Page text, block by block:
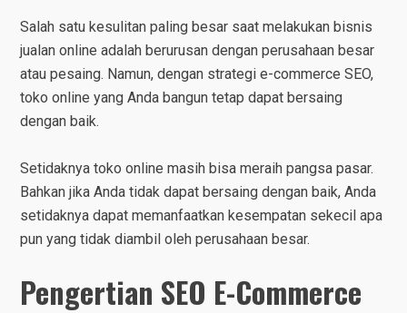
Salah satu kesulitan paling besar saat melakukan bisnis
jualan online adalah berurusan dengan perusahaan besar
atau pesaing. Namun, dengan strategi e-commerce SEO,
toko online yang Anda bangun tetap dapat bersaing
dengan baik.
Setidaknya toko online masih bisa meraih pangsa pasar.
Bahkan jika Anda tidak dapat bersaing dengan baik, Anda
setidaknya dapat memanfaatkan kesempatan sekecil apa
pun yang tidak diambil oleh perusahaan besar.
Pengertian SEO E-Commerce